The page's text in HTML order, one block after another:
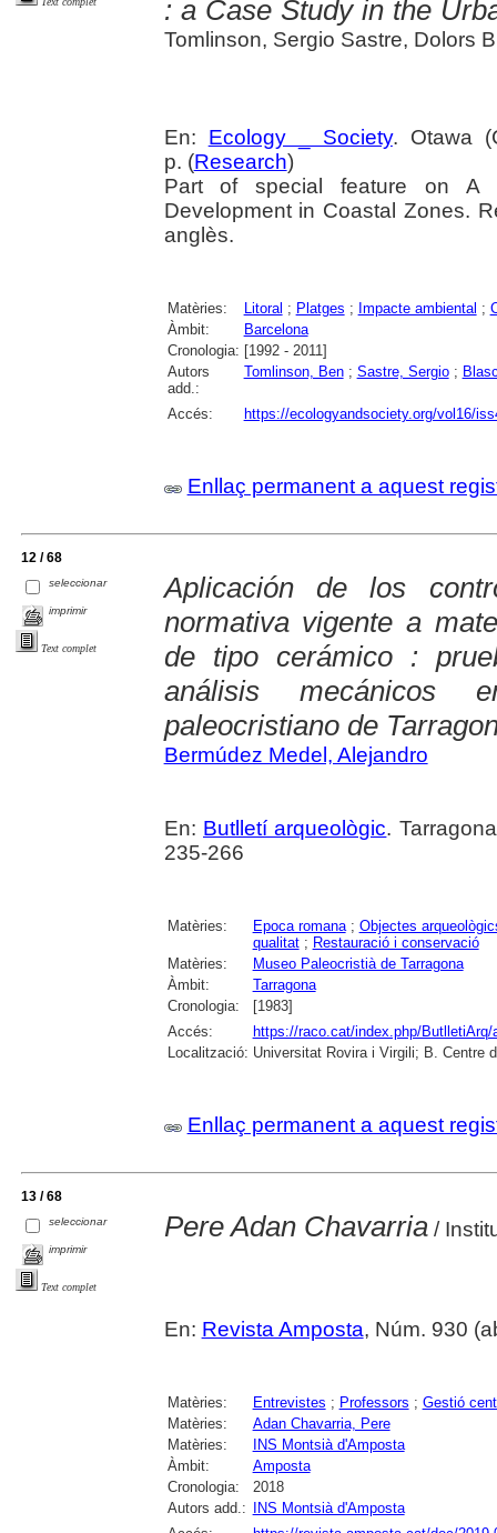
: a Case Study in the
Tomlinson, Sergio Sastre, Dolors
En: Ecology _ Society. Otawa
p. (Research)
Part of special feature on A
Development in Coastal Zones.
anglès.
Matèries: Litoral ; Platges ; Impacte ambiental ;
Àmbit:
Barcelona
Cronologia: [1992 - 2011]
Autors
add.:
Tomlinson, Ben; Sastre, Sergio;
Accés: https://ecologyandsociety.org/vol16/
Enllaç permanent a aquest
12 / 68
seleccionar
imprimir
Text complet
Aplicación de los
normativa vigente a
de tipo cerámico :
análisis mecánicos
paleocristiano de
Bermúdez Medel, Alejandro
En: Butlletí arqueològic.
235-266
Matèries: Epoca romana; Objectes
qualitat; Restauració i conservació
Matèries:
Museo Paleocristià de Tarragona
Àmbit:
Tarragona
Cronologia:
[1983]
Accés:
https://raco.cat/index.php/ButlletiArq/
Localització: Universitat Rovira i Virgili; B. Centre
Enllaç permanent a aquest
13 / 68
seleccionar
imprimir
Text complet
Pere Adan Chavarria/
En: Revista Amposta, Núm. 930
Matèries: Entrevistes ; Professors ; Gestió
Matèries:
Adan Chavarria, Pere
Matèries:
INS Montsià d'Amposta
Àmbit:
Amposta
Cronologia:
2018
Autors add.:
INS Montsià d'Amposta